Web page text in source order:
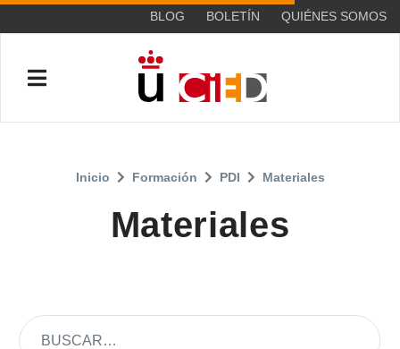
BLOG BOLETÍN QUIÉNES SOMOS
Materiales
Inicio Formación PDI Materiales